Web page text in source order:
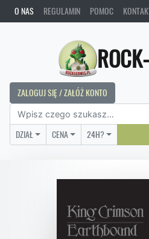
O NAS REGULAMIN POMOC
ZALOGUJ SIĘ / ZAŁÓŻ KONTO
DZIAŁ CENA 24H?